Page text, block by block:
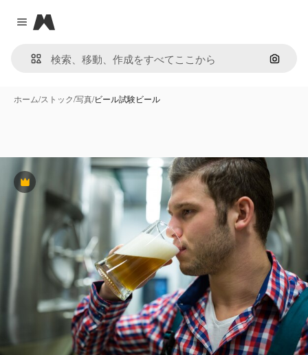
Close menu
Magnific
画像で
ホーム/ストック/写真/ビール試験ビール
Premium